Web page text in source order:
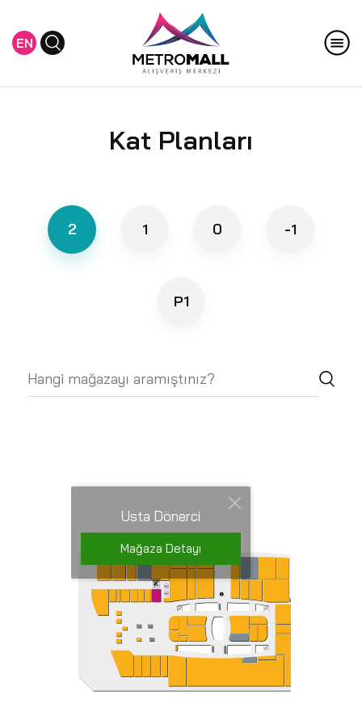
EN
Kat Planları
2 1 0 -1
P1
Usta Dönerci
Mağaza Detayı